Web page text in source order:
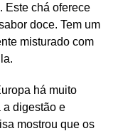
. Este chá oferece
doce. Tem um
misturado com
há muito
a digestão e
mostrou que os